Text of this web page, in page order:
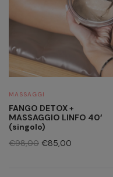
MASSAGGI
FANGO DETOX +
MASSAGGIO LINFO 40′
(singolo)
€98,00 €85,00